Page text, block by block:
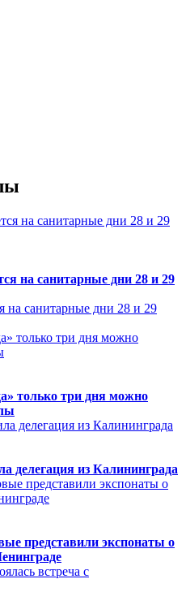
на санитарные дни 28 и 29
на санитарные дни 28 и 29
только три дня можно
делегация из Калининграда
представили экспонаты о